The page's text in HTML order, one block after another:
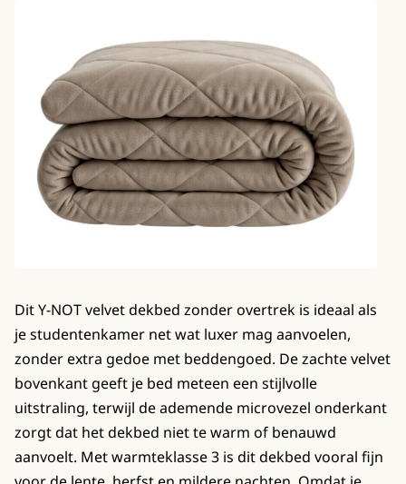
Dit Y-NOT velvet dekbed zonder overtrek is ideaal als
je studentenkamer net wat luxer mag aanvoelen,
zonder extra gedoe met beddengoed. De zachte velvet
bovenkant geeft je bed meteen een stijlvolle
uitstraling, terwijl de ademende microvezel onderkant
zorgt dat het dekbed niet te warm of benauwd
aanvoelt. Met warmteklasse 3 is dit dekbed vooral fijn